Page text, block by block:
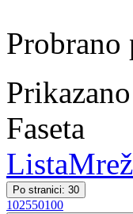
Probrano
Faseta
Lista
Po stranici: 30
102550100